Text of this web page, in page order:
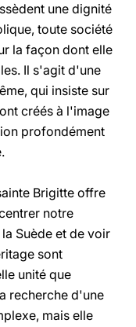
une dignité
toute société
la façon dont elle
Il s'agit d'une
qui insiste sur
créés à l'image
profondément
Brigitte offre
notre
Suède et de voir
sont
unité que
recherche d'une
mais elle